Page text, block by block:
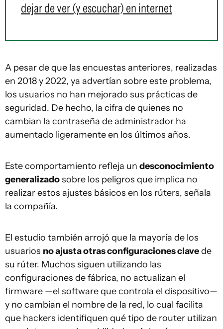
dejar de ver (y escuchar) en internet
A pesar de que las encuestas anteriores, realizadas
en 2018 y 2022, ya advertían sobre este problema,
los usuarios no han mejorado sus prácticas de
seguridad. De hecho, la cifra de quienes no
cambian la contraseña de administrador ha
aumentado ligeramente en los últimos años.
Este comportamiento refleja un desconocimiento
generalizadosobre los peligros que implica no
realizar estos ajustes básicos en los rúters, señala
la compañía.
El estudio también arrojó que la mayoría de los
usuarios no ajusta otras configuraciones clavede
su rúter. Muchos siguen utilizando las
configuraciones de fábrica, no actualizan el
firmware —el software que controla el dispositivo—
y no cambian el nombre de la red, lo cual facilita
que hackers identifiquen qué tipo de router utilizan